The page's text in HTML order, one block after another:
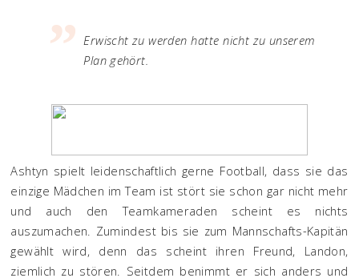
Erwischt zu werden hatte nicht zu unserem
Plan gehört.
Ashtyn spielt leidenschaftlich gerne Football, dass sie das
einzige Mädchen im Team ist stört sie schon gar nicht mehr
und auch den Teamkameraden scheint es nichts
auszumachen. Zumindest bis sie zum Mannschafts-Kapitän
gewählt wird, denn das scheint ihren Freund, Landon,
ziemlich zu stören. Seitdem benimmt er sich anders und